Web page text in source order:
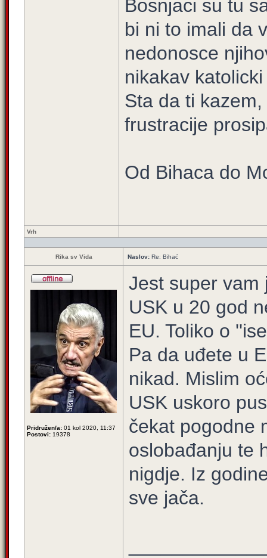
Bosnjaci su tu
bi ni to imali da
nedonosce
nikakav
Sta da ti
frustracije
Od Bihaca do
Vrh
Rika sv Vida Naslov: Re: Bihać
Pridružen/a: 01 kol 2020, 11:37
Postovi: 19378
Jest super vam
USK u 20 god
EU. Toliko o
Pa da uđete u
nikad. Mislim
USK uskoro
čekat pogodne
oslobađanju te
nigdje. Iz
sve jača.